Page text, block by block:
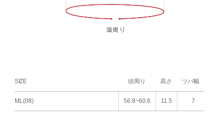
SIZE 頭周り 高さ ツバ幅
ML(08) 56.8~60.6 11.5 7